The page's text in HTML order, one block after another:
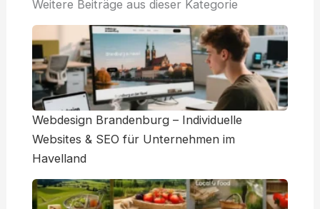
Weitere Beiträge aus dieser Kategorie
Webdesign Brandenburg – Individuelle
Websites & SEO für Unternehmen im
Havelland